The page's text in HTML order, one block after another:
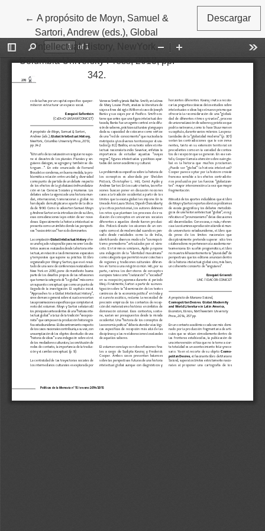
← Volver a los detalles del artículo
A propósito de Moyn, Samuel &
Sartori, Andrew (eds.), Global
Intellectual History, NewYork,
Columbia University Press, 2013, pp.
342.
Descargar